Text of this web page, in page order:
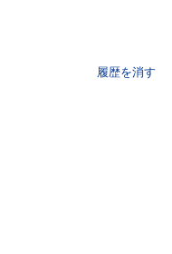
履歴を消す